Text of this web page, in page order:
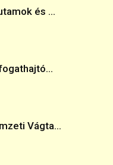
és ...
Vágta...